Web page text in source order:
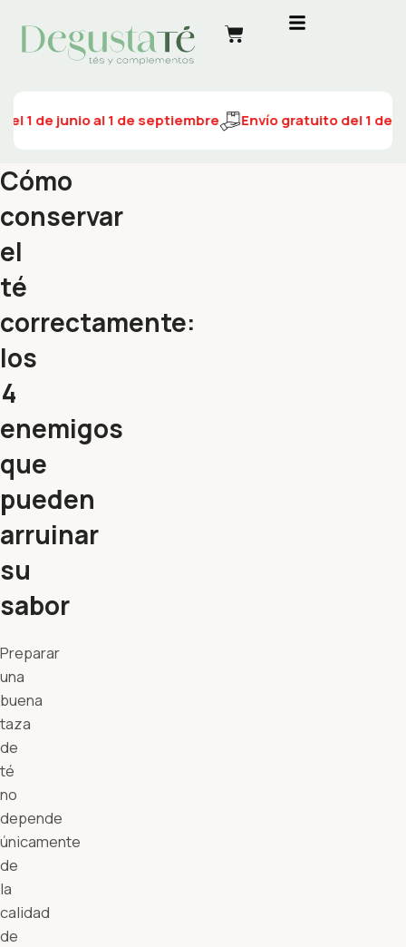
1 de junio al 1 de septiembre Envío gratuito del 1 de
Cómo
conservar
el
té
correctamente:
los
4
enemigos
que
pueden
arruinar
su
sabor
Preparar
una
buena
taza
de
té
no
depende
únicamente
de
la
calidad
de